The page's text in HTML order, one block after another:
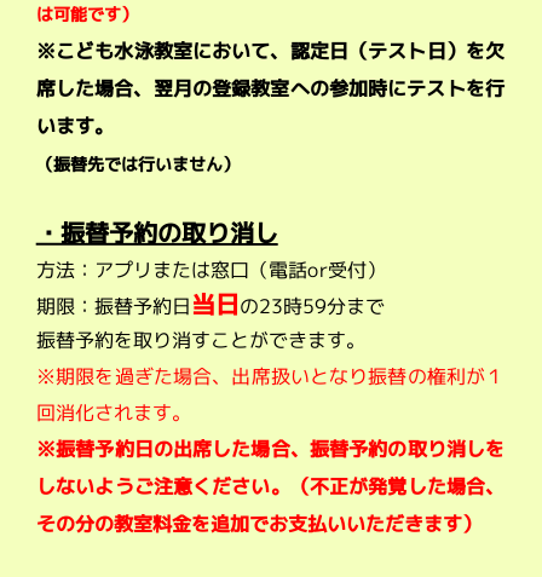
は可能です）
※こども水泳教室において、認定日（テスト日）を欠
席した場合、翌月の登録教室への参加時にテストを行
います。
（振替先では行いません）
・振替予約の取り消し
方法：アプリまたは窓口（電話or受付）
期限：振替予約日当日の23時59分まで
振替予約を取り消すことができます。
※期限を過ぎた場合、出席扱いとなり振替の権利が１
回消化されます。
※振替予約日の出席した場合、振替予約の取り消しを
しないようご注意ください。 （不正が発覚した場合、
その分の教室料金を追加でお支払いいただきます）